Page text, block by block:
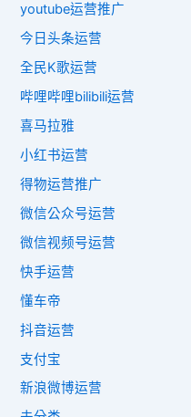
youtube运营推广
今日头条运营
全民K歌运营
哔哩哔哩bilibili运营
喜马拉雅
小红书运营
得物运营推广
微信公众号运营
微信视频号运营
快手运营
懂车帝
抖音运营
支付宝
新浪微博运营